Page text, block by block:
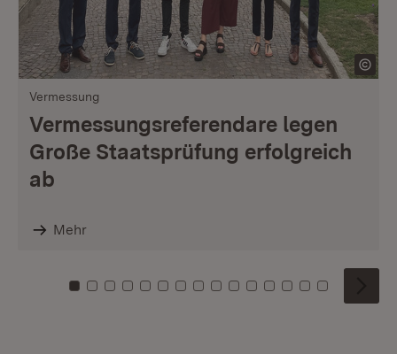
Vermessung
Vermessungsreferendare legen
Große Staatsprüfung erfolgreich
ab
Mehr
Zu Kachel: 0
Zu Kachel: 1
Zu Kachel: 2
Zu Kachel: 3
Zu Kachel: 4
Zu Kachel: 5
Zu Kachel: 6
Zu Kachel: 7
Zu Kachel: 8
Zu Kachel: 9
Zu Kachel: 10
Zu Kachel: 11
Zu Kachel: 12
Zu Kachel:
Zu